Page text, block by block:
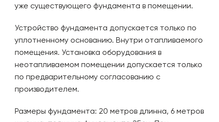
уже существующего фундамента в помещении.
Устройство фундамента допускается только по
уплотненному основанию. Внутри отапливаемого
помещения. Установка оборудования в
неотапливаемом помещении допускается только
по предварительному согласованию с
производителем.
Размеры фундамента: 20 метров длинна, 6 метров